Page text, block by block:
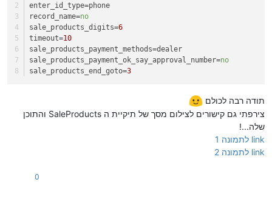
enter_id_type=phone
record_name=no
sale_products_digits=6
timeout=10
sale_products_payment_methods=dealer
sale_products_payment_ok_say_approval_number=no
sale_products_end_goto=3
תודה רבה לכולם
צירפתי גם קישורים לצילום מסך של תיקיית ה SaleProducts והתוכן
שלה...!
link לתמונה 1
link לתמונה 2
0